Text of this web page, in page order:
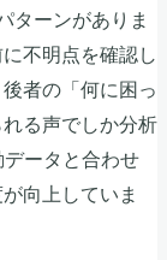
ターンがありま
不明点を確認し
者の「何に困っ
る声でしか分析
ータと合わせ
向上していま